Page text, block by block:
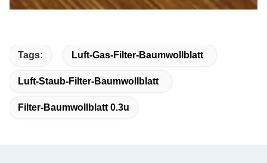
Tags: Luft-Gas-Filter-Baumwollblatt
Luft-Staub-Filter-Baumwollblatt
Filter-Baumwollblatt 0.3u